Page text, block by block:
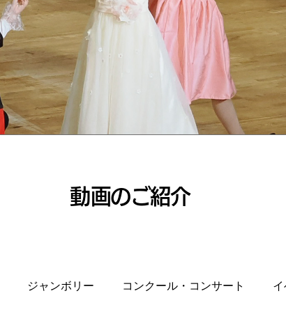
​動画のご紹介
ジャンボリー コンクール・コンサート イ